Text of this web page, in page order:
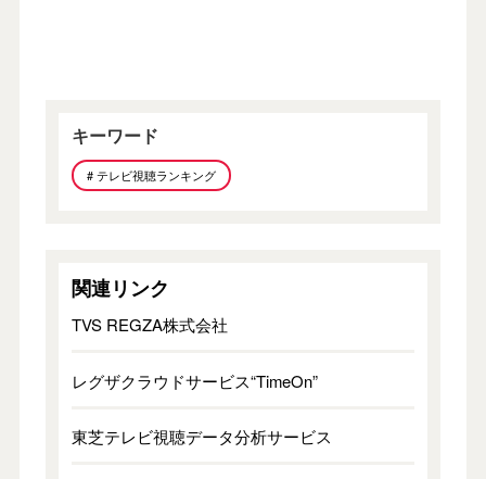
キーワード
# テレビ視聴ランキング
関連リンク
TVS REGZA株式会社
レグザクラウドサービス“TimeOn”
東芝テレビ視聴データ分析サービス